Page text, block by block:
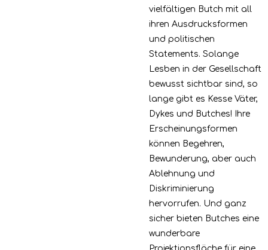
vielfältigen Butch mit all
ihren Ausdrucksformen
und politischen
Statements. Solange
Lesben in der Gesellschaft
bewusst sichtbar sind, so
lange gibt es Kesse Väter,
Dykes und Butches! Ihre
Erscheinungsformen
können Begehren,
Bewunderung, aber auch
Ablehnung und
Diskriminierung
hervorrufen. Und ganz
sicher bieten Butches eine
wunderbare